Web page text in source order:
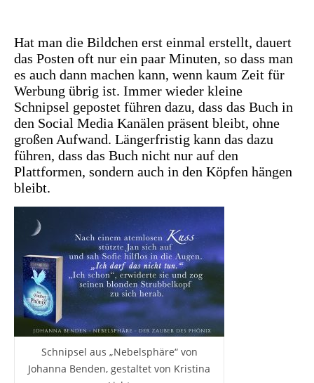
Hat man die Bildchen erst einmal erstellt, dauert
das Posten oft nur ein paar Minuten, so dass man
es auch dann machen kann, wenn kaum Zeit für
Werbung übrig ist. Immer wieder kleine
Schnipsel gepostet führen dazu, dass das Buch in
den Social Media Kanälen präsent bleibt, ohne
großen Aufwand. Längerfristig kann das dazu
führen, dass das Buch nicht nur auf den
Plattformen, sondern auch in den Köpfen hängen
bleibt.
Schnipsel aus „Nebelsphäre“ von
Johanna Benden, gestaltet von Kristina